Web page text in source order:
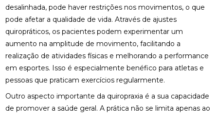
desalinhada, pode haver restrições nos movimentos, o que
pode afetar a qualidade de vida. Através de ajustes
quiropráticos, os pacientes podem experimentar um
aumento na amplitude de movimento, facilitando a
realização de atividades físicas e melhorando a performance
em esportes. Isso é especialmente benéfico para atletas e
pessoas que praticam exercícios regularmente.
Outro aspecto importante da quiropraxia é a sua capacidade
de promover a saúde geral. A prática não se limita apenas ao
ACUPUNTURA RJ: ALÍVIO E BEM-ESTAR
ONDE ENCONTRAR
ACUPUNTURA: BENEFÍCIOS E APLICAÇÕES PARA
SUA SAÚDE
BENEFÍCIOS DA ACUPUNTURA PARA SAÚDE
BENEFÍCIOS DA ACUPUNTURA RJ PARA SAÚDE E
BEM-ESTAR